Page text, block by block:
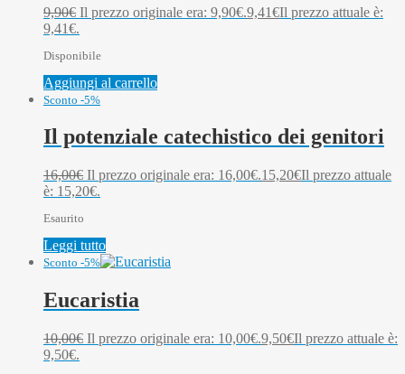
9,90€ Il prezzo originale era: 9,90€.9,41€Il prezzo attuale è:
9,41€.
Disponibile
Aggiungi al carrello
Sconto -5%
Il potenziale catechistico dei genitori
16,00€ Il prezzo originale era: 16,00€.15,20€Il prezzo attuale
è: 15,20€.
Esaurito
Leggi tutto
Sconto -5%
Eucaristia
10,00€ Il prezzo originale era: 10,00€.9,50€Il prezzo attuale è:
9,50€.